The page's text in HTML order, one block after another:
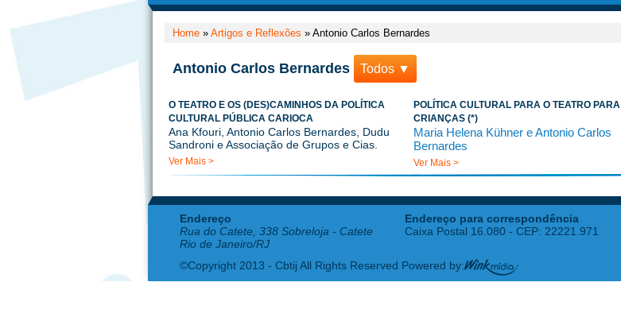
Home » Artigos e Reflexões » Antonio Carlos Bernardes
Antonio Carlos Bernardes Todos ▼
O TEATRO E OS (DES)CAMINHOS DA POLÍTICA
CULTURAL PÚBLICA CARIOCA
Ana Kfouri, Antonio Carlos Bernardes, Dudu
Sandroni e Associação de Grupos e Cias.
Ver Mais >
POLÍTICA CULTURAL PARA O TEATRO PARA
CRIANÇAS (*)
Maria Helena Kühner e Antonio Carlos
Bernardes
Ver Mais >
Endereço
Rua do Catete, 338 Sobreloja - Catete
Rio de Janeiro/RJ
Endereço para correspondência
Caixa Postal 16.080 - CEP: 22221.971
©Copyright 2013 - Cbtij All Rights Reserved Powered by: